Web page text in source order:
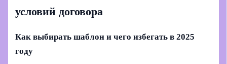
условий договора
Как выбирать шаблон и чего избегать в 2025
году